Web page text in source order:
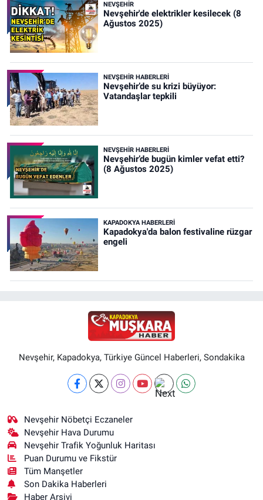
NEVŞEHIR
Nevşehir'de elektrikler kesilecek (8
Ağustos 2025)
NEVŞEHIR HABERLERI
Nevşehir’de su krizi büyüyor:
Vatandaşlar tepkili
NEVŞEHIR HABERLERI
Nevşehir’de bugün kimler vefat etti?
(8 Ağustos 2025)
KAPADOKYA HABERLERI
Kapadokya'da balon festivaline rüzgar
engeli
Nevşehir, Kapadokya, Türkiye Güncel Haberleri, Sondakika
Nevşehir Nöbetçi Eczaneler
Nevşehir Hava Durumu
Nevşehir Trafik Yoğunluk Haritası
Puan Durumu ve Fikstür
Tüm Manşetler
Son Dakika Haberleri
Haber Arşivi